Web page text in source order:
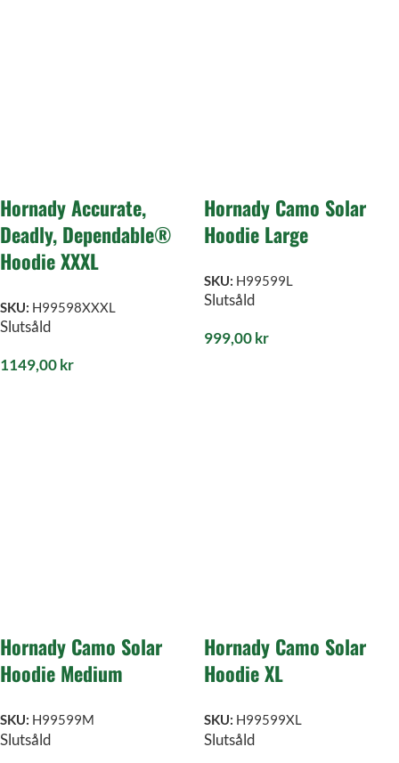
Hornady Accurate,
Deadly, Dependable®
Hoodie XXXL
SKU: H99598XXXL
Slutsåld
1149,00kr
Hornady Camo Solar
Hoodie Large
SKU: H99599L
Slutsåld
999,00kr
Hornady Camo Solar
Hoodie Medium
SKU: H99599M
Slutsåld
Hornady Camo Solar
Hoodie XL
SKU: H99599XL
Slutsåld